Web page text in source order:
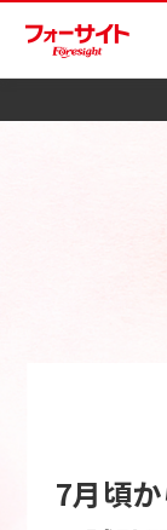
7月頃